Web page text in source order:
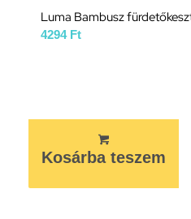
Luma Bambusz
4294 Ft
Kosárba teszem